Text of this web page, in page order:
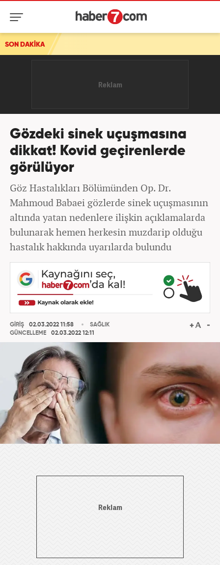
SON DAKİKA
Gözdeki sinek uçuşmasına
dikkat! Kovid geçirenlerde
görülüyor
Göz Hastalıkları Bölümünden Op. Dr.
Mahmoud Babaei gözlerde sinek uçuşmasının
altında yatan nedenlere ilişkin açıklamalarda
bulunarak hemen herkesin muzdarip olduğu
hastalık hakkında uyarılarda bulundu
GİRİŞ
02.03.2022 11:58
GÜNCELLEME
02.03.2022 12:11
SAĞLIK